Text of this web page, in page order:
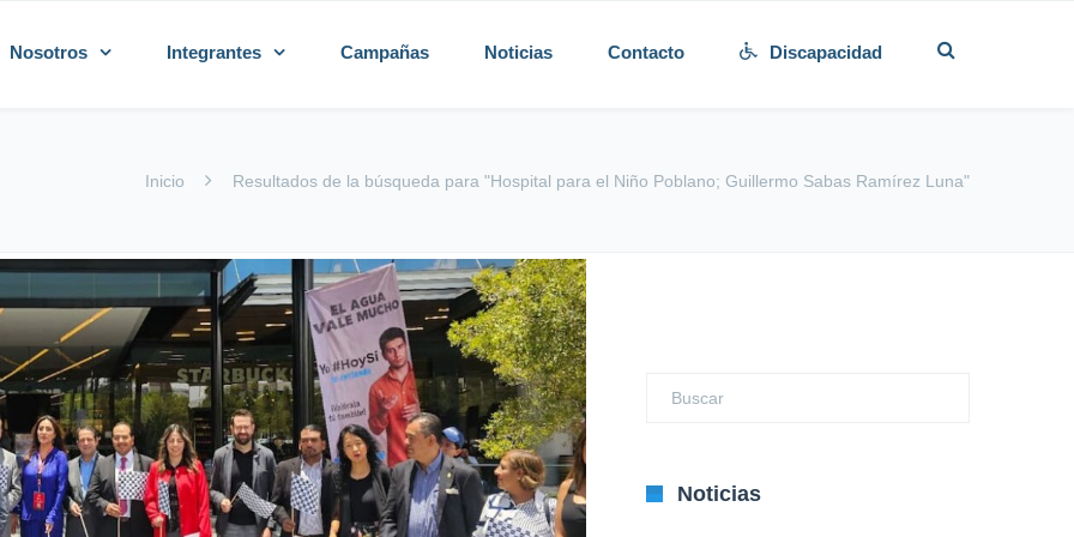
Nosotros Integrantes Campañas Noticias Contacto Discapacidad
Inicio Resultados de la búsqueda para "Hospital para el Niño Poblano; Guillermo Sabas Ramírez Luna"
Noticias